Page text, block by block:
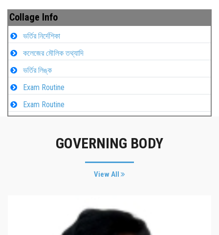
Collage Info
ভর্তির নির্দেশিকা
কলেজের মৌলিক তথ্যাদি
ভর্তির লিঙ্ক
Exam Routine
Exam Routine
GOVERNING BODY
View All